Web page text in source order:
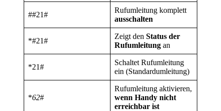
##21#
Rufumleitung komplett
ausschalten
*#21#
Zeigt den Status der
Rufumleitung an
*21#
Schaltet Rufumleitung
ein (Standardumleitung)
*62#
Rufumleitung aktivieren,
wenn Handy nicht
erreichbar ist